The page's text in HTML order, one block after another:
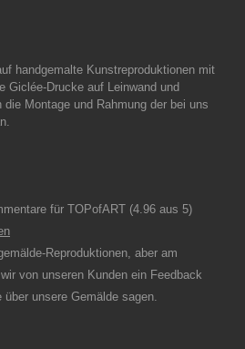
handgemalte Kunstreproduktionen mit
Giclée-Drucke auf Leinwand und
die Montage und Rahmung der bei uns
für TOPofART (4.96 aus 5)
Reproduktionen, aber am
von unseren Kunden ein Feedback
unsere Gemälde sagen.